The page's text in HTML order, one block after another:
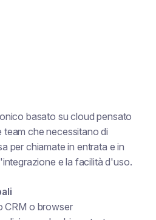
basato su cloud pensato
team che necessitano di
per chiamate in entrata e in
e la facilità d'uso.
CRM o browser